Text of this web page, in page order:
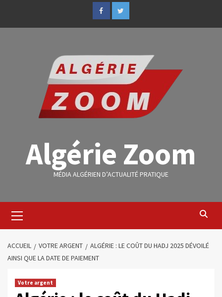
Algérie Zoom
MÉDIA ALGÉRIEN D’ACTUALITÉ PRATIQUE
ACCUEIL VOTRE ARGENT
ALGÉRIE : LE COÛT DU HADJ 2025 DÉVOILÉ
AINSI QUE LA DATE DE PAIEMENT
Votre argent